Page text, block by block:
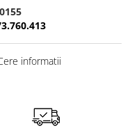
informatii